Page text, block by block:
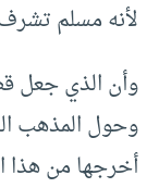
لأنه مسلم
وأن الذي جعل
وحول المذهب
أخرجها من هذا